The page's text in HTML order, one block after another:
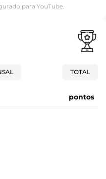
para YouTube.
TOTAL
pontos